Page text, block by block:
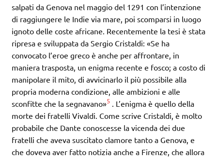
salpati da Genova nel maggio del 1291 con l’intenzione
di raggiungere le Indie via mare, poi scomparsi in luogo
ignoto delle coste africane. Recentemente la tesi è stata
ripresa e sviluppata da Sergio Cristaldi: «Se ha
convocato l’eroe greco è anche per affrontare, in
maniera trasposta, un enigma recente e fosco; a costo di
manipolare il mito, di avvicinarlo il più possibile alla
propria moderna condizione, alle ambizioni e alle
sconfitte che la segnavano»5 . L’enigma è quello della
morte dei fratelli Vivaldi. Come scrive Cristaldi, è molto
probabile che Dante conoscesse la vicenda dei due
fratelli che aveva suscitato clamore tanto a Genova, e
che doveva aver fatto notizia anche a Firenze, che allora